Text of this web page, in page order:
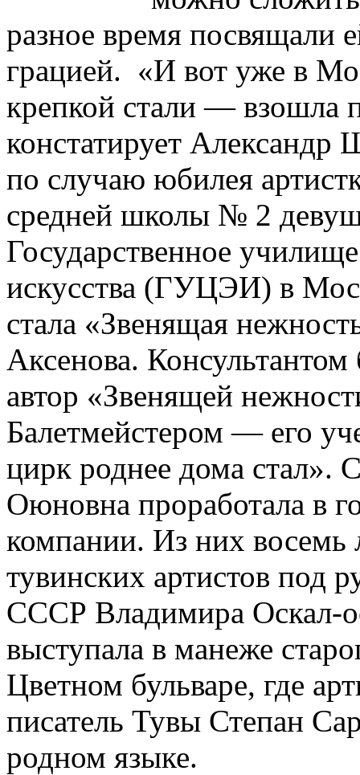
разное время посвящали
грацией. «И вот уже в
крепкой стали — взошла
констатирует
по случаю юбилея
средней школы № 2
Государственное
искусства (ГУЦЭИ) в
стала «Звенящая
Аксенова.
автор «Звенящей
Балетмейстером — его
цирк роднее дома стал».
Оюновна проработала в
компании. Из них восемь
тувинских артистов под
СССР Владимира Оскал-
выступала в манеже
Цветном бульваре, где
писатель Тувы Степан
родном языке.